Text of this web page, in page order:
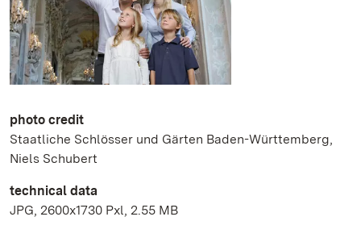
photo credit
Staatliche Schlösser und Gärten Baden-Württemberg,
Niels Schubert
technical data
JPG, 2600x1730 Pxl, 2.55 MB